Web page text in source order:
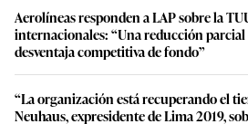
Aerolíneas responden a LAP sobre la
internacionales: “Una reducción
desventaja competitiva de fondo”
“La organización está recuperando el
Neuhaus, expresidente de Lima 2019,